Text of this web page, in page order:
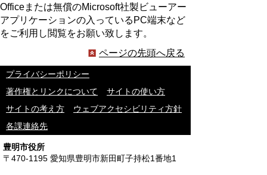
Officeまたは無償のMicrosoft社製ビューアー
アプリケーションの入っているPC端末など
をご利用し閲覧をお願い致します。
ページの先頭へ戻る
プライバシーポリシー
著作権とリンクについて
サイトの使い方
サイトの考え方
ウェブアクセシビリティ方針
各課連絡先
豊明市役所
〒470-1195 愛知県豊明市新田町子持松1番地1